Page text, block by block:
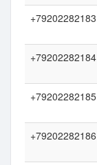
+79202282183
+79202282184
+79202282185
+79202282186